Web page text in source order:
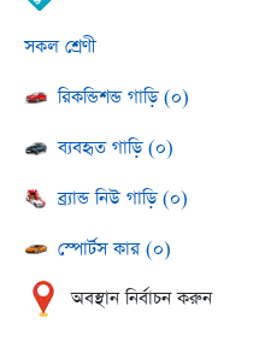
সকল শ্রেণী
রিকন্ডিশন্ড গাড়ি (০)
ব্যবহৃত গাড়ি (০)
ব্র্যান্ড নিউ গাড়ি (০)
স্পোর্টস কার (০)
অবস্থান নির্বাচন করুন